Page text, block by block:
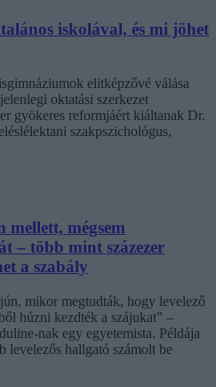
iskolával, és mi jöhet
elitképzővé válása
oktatási szerkezet
gyökeres reformjáért kiáltanak Dr.
szakpszichológus,
mellett, mégsem
– több mint százezer
a szabály
mikor megtudták, hogy levelező
húzni kezdték a szájukat” –
nak egy egyetemista. Példája
levelezős hallgató számolt be